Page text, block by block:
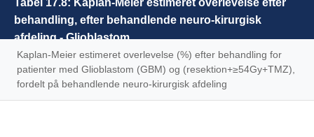
behandling, efter behandlende neuro-kirurgisk
afdeling - Glioblastom
Kaplan-Meier estimeret overlevelse (%) efter behandling for
patienter med Glioblastom (GBM) og (resektion+≥54Gy+TMZ),
fordelt på behandlende neuro-kirurgisk afdeling